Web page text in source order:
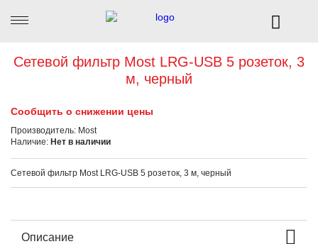
Сетевой фильтр Most LRG-USB 5 розеток, 3
м, черный
Сообщить о снижении цены
Производитель: Most
Наличие: Нет в наличии
Сетевой фильтр Most LRG-USB 5 розеток, 3 м, черный
Описание